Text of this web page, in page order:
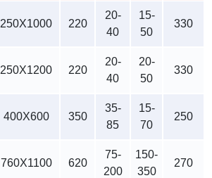
250X1000 220
20-
40
15-
50
330
250X1200 220
20-
40
20-
50
330
400X600 350
35-
85
15-
70
250
760X1100 620
75-
200
150-
350
270